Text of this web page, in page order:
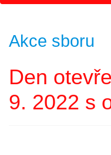
Akce sboru
Den
9. 2022 s